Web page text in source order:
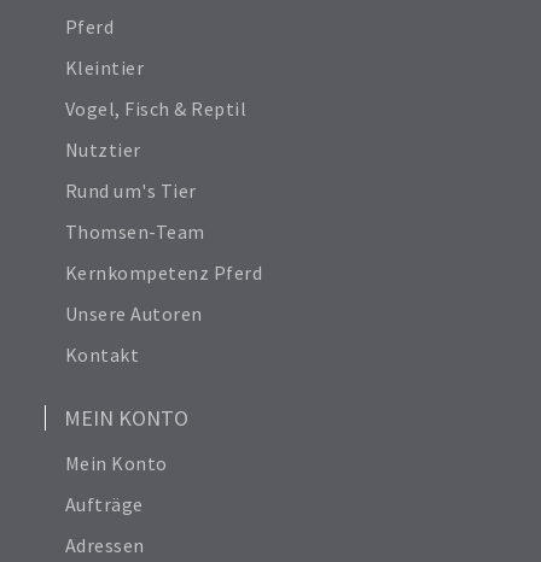
Pferd
Kleintier
Vogel, Fisch & Reptil
Nutztier
Rund um's Tier
Thomsen-Team
Kernkompetenz Pferd
Unsere Autoren
Kontakt
MEIN KONTO
Mein Konto
Aufträge
Adressen